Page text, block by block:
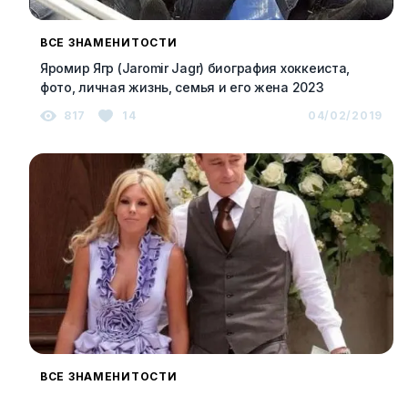
ВСЕ ЗНАМЕНИТОСТИ
Яромир Ягр (Jaromir Jagr) биография хоккеиста,
фото, личная жизнь, семья и его жена 2023
817 14 04/02/2019
ВСЕ ЗНАМЕНИТОСТИ